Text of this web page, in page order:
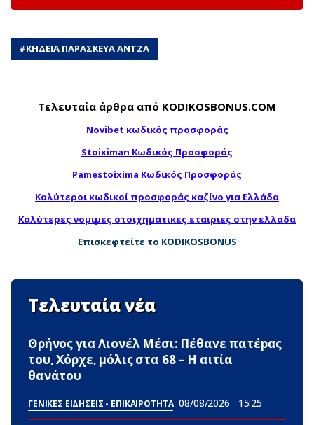
#ΚΗΔΕΙΑ ΠΑΡΑΣΚΕΥΑ ΑΝΤΖΑ
Τελευταία άρθρα από KODIKOSBONUS.COM
Novibet κωδικός προσφοράς
Stoiximan Κωδικός Προσφοράς
Pamestoixima Κωδικός Προσφοράς
Καλύτεροι κωδικοί προσφοράς καζίνο για Ελλάδα
Καλύτερες νομιμες στοιχηματικες εταιριες στην ελλαδα
Επισκεφτείτε το KODIKOSBONUS
Τελευταία νέα
Θρήνος για Λιονέλ Μέσι: Πέθαvε πατέpας
του, Χόρχε, μόλις στα 68 – Η αιτία
θανάτου
ΓΕΝΙΚΕΣ ΕΙΔΗΣΕΙΣ - ΕΠΙΚΑΙΡΟΤΗΤΑ 08/08/2026 15:25